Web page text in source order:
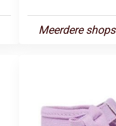
Meerdere shops